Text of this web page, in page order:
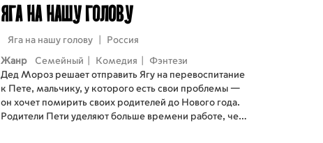
Яга на нашу голову
Яга на нашу голову Россия
Жанр Семейный Комедия
Фэнтези
Дед Мороз решает отправить Ягу на перевоспитание
к Пете, мальчику, у которого есть свои проблемы —
он хочет помирить своих родителей до Нового года.
Родители Пети уделяют больше времени работе, чем